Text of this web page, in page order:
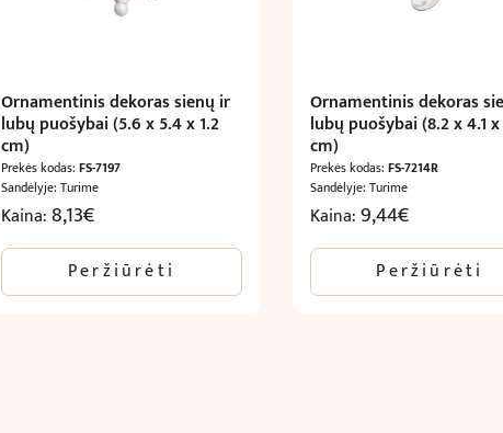
Ornamentinis dekoras sienų ir
lubų puošybai (5.6 x 5.4 x 1.2
cm)
Prekės kodas:FS-7197
Sandėlyje: Turime
Kaina:8,13€
Peržiūrėti
Ornamentinis dekoras
lubų puošybai (8.2 x 4.1 x
cm)
Prekės kodas: FS-7214R
Sandėlyje: Turime
Kaina:9,44€
Peržiūrėti